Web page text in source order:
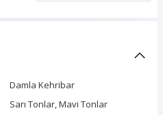
Damla Kehribar
Sarı Tonlar, Mavi Tonlar